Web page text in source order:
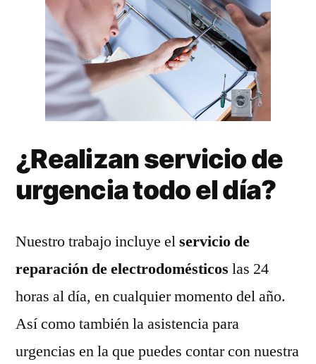
¿Realizan servicio de
urgencia todo el día?
Nuestro trabajo incluye elservicio de
reparación de electrodomésticos las 24
horas al día, en cualquier momento del año.
Así como también la asistencia para
urgencias en la que puedes contar con nuestra